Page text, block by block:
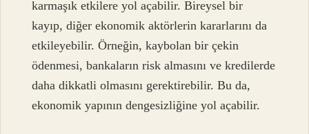
karmaşık etkilere yol açabilir. Bireysel bir
kayıp, diğer ekonomik aktörlerin kararlarını da
etkileyebilir. Örneğin, kaybolan bir çekin
ödenmesi, bankaların risk almasını ve kredilerde
daha dikkatli olmasını gerektirebilir. Bu da,
ekonomik yapının dengesizliğine yol açabilir.